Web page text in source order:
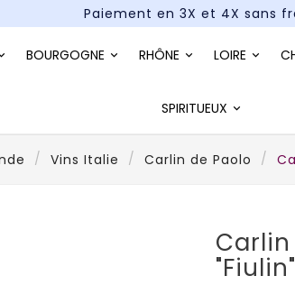
Paiement en 3X et 4X sans
BOURGOGNE RHÔNE LOIRE
SPIRITUEUX
Vins Italie Carlin de Paolo